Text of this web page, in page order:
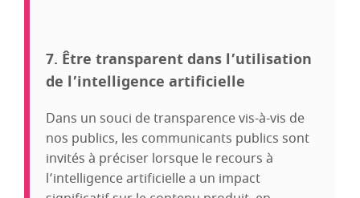
7. Être transparent dans l’utilisation
de l’intelligence artificielle
Dans un souci de transparence vis-à-vis de
nos publics, les communicants publics sont
invités à préciser lorsque le recours à
l’intelligence artificielle a un impact